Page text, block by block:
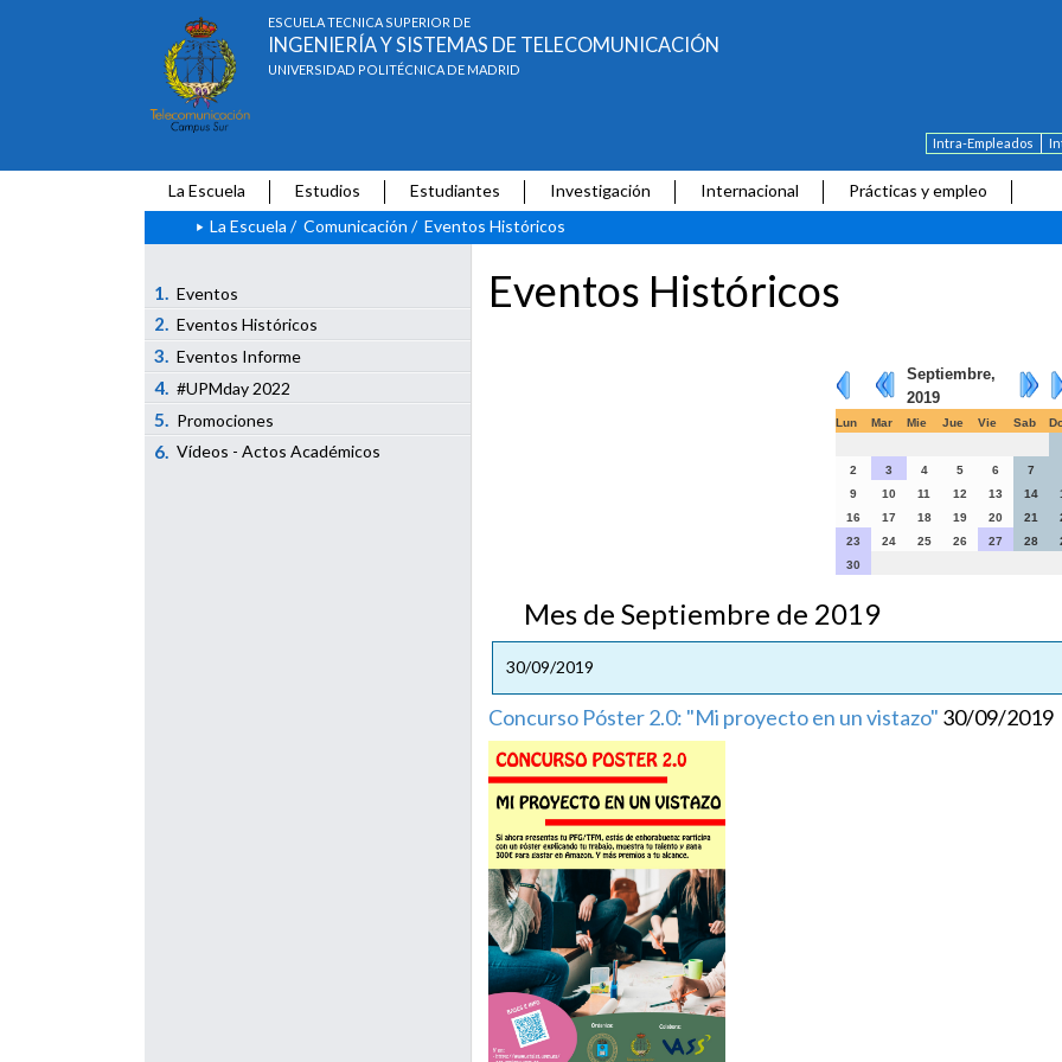
ESCUELA TÉCNICA SUPERIOR DE
INGENIERÍA Y SISTEMAS DE TELECOMUNICACIÓN
UNIVERSIDAD POLITÉCNICA DE MADRID
Intra-Empleados
La Escuela Estudios Estudiantes Investigación Internacional
Prácticas y empleo
La Escuela / Comunicación / Eventos Históricos
1. Eventos
2. Eventos Históricos
3. Eventos Informe
4. #UPMday 2022
5. Promociones
6. Vídeos - Actos Académicos
Eventos Históricos
Septiembre,
2019
Lun Mar Mie Jue Vie Sab
2 3 4 5 6
7
9
10 11 12 13 14
16
17 18 19 20 21
23
24 25 26 27 28
30
Mes de Septiembre de 2019
30/09/2019
Concurso Póster 2.0: "Mi proyecto en un vistazo" 30/09/2019